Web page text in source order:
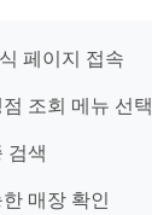
페이지 접속
조회 메뉴 선택
검색
매장 확인